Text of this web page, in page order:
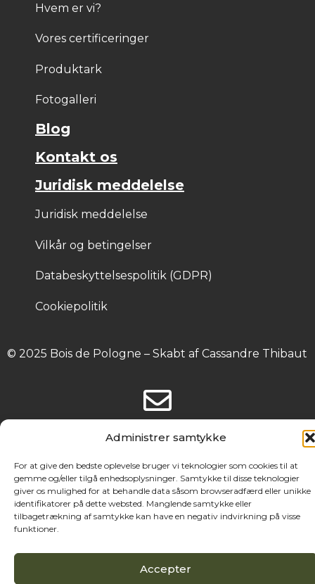
Administrer samtykke
For at give den bedste oplevelse bruger vi teknologier som cookies til at
gemme og/eller tilgå enhedsoplysninger. Samtykke til disse teknologier
giver os mulighed for at behandle data såsom browseradfærd eller unikke
identifikatorer på dette websted. Manglende samtykke eller
tilbagetrækning af samtykke kan have en negativ indvirkning på visse
funktioner.
Accepter
Hvem er vi?
Vores certificeringer
Produktark
Fotogalleri
Blog
Kontakt os
Juridisk meddelelse
Juridisk meddelelse
Vilkår og betingelser
Databeskyttelsespolitik (GDPR)
Cookiepolitik
© 2025 Bois de Pologne – Skabt af Cassandre Thibaut